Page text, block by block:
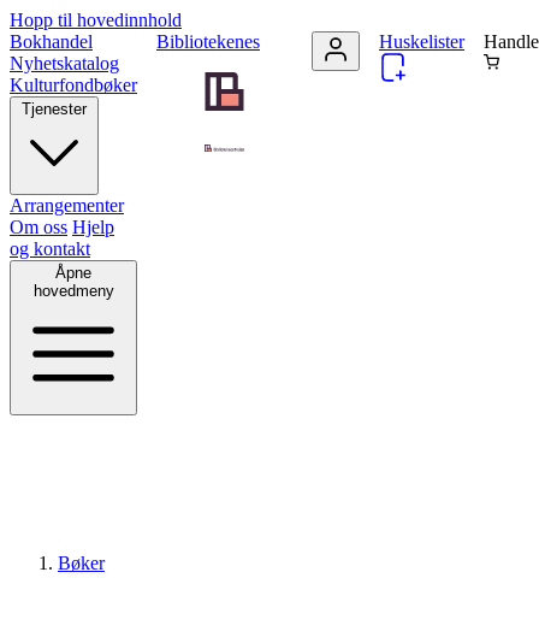
Hopp til hovedinnhold
Bibliotekenes
Bokhandel
Nyhetskatalog
Kulturfondbøker
Tjenester
Arrangementer
Om oss Hjelp
og kontakt
Åpne
hovedmeny
Huskelister
Bøker